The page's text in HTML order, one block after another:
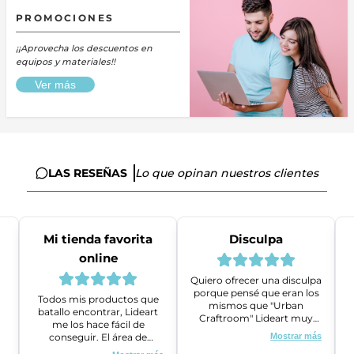
PROMOCIONES
¡¡Aprovecha los descuentos en
equipos y materiales!!
Ver más
LAS RESEÑAS Lo que opinan nuestros clientes
Mi tienda favorita
online
Todos mis productos que
batallo encontrar, Lideart
me los hace fácil de
conseguir. El área de
ventas es super amable y
Disculpa
Quiero ofrecer una disculpa
porque pensé que eran los
mismos que "Urban
Craftroom" Lideart muy
amables me ayudaron a
gestionar un problema que
Mostrar más